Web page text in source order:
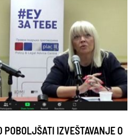
POBOLJŠATI IZVEŠTAVANJE O